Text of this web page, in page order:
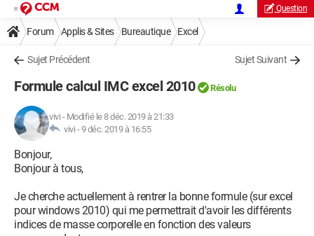
Question
Forum Applis & Sites Bureautique Excel
Sujet Précédent Sujet Suivant
Formule calcul IMC excel 2010 Résolu
vivi - Modifié le 8 déc. 2019 à 21:33
vivi -9 déc. 2019 à 16:55
Bonjour,
Bonjour à tous,
Je cherche actuellement à rentrer la bonne formule (sur excel
pour windows 2010) qui me permettrait d'avoir les différents
indices de masse corporelle en fonction des valeurs